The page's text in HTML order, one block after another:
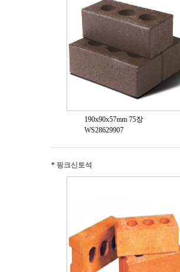
190x90x57mm 75장
WS28629907
* 핑크신토석